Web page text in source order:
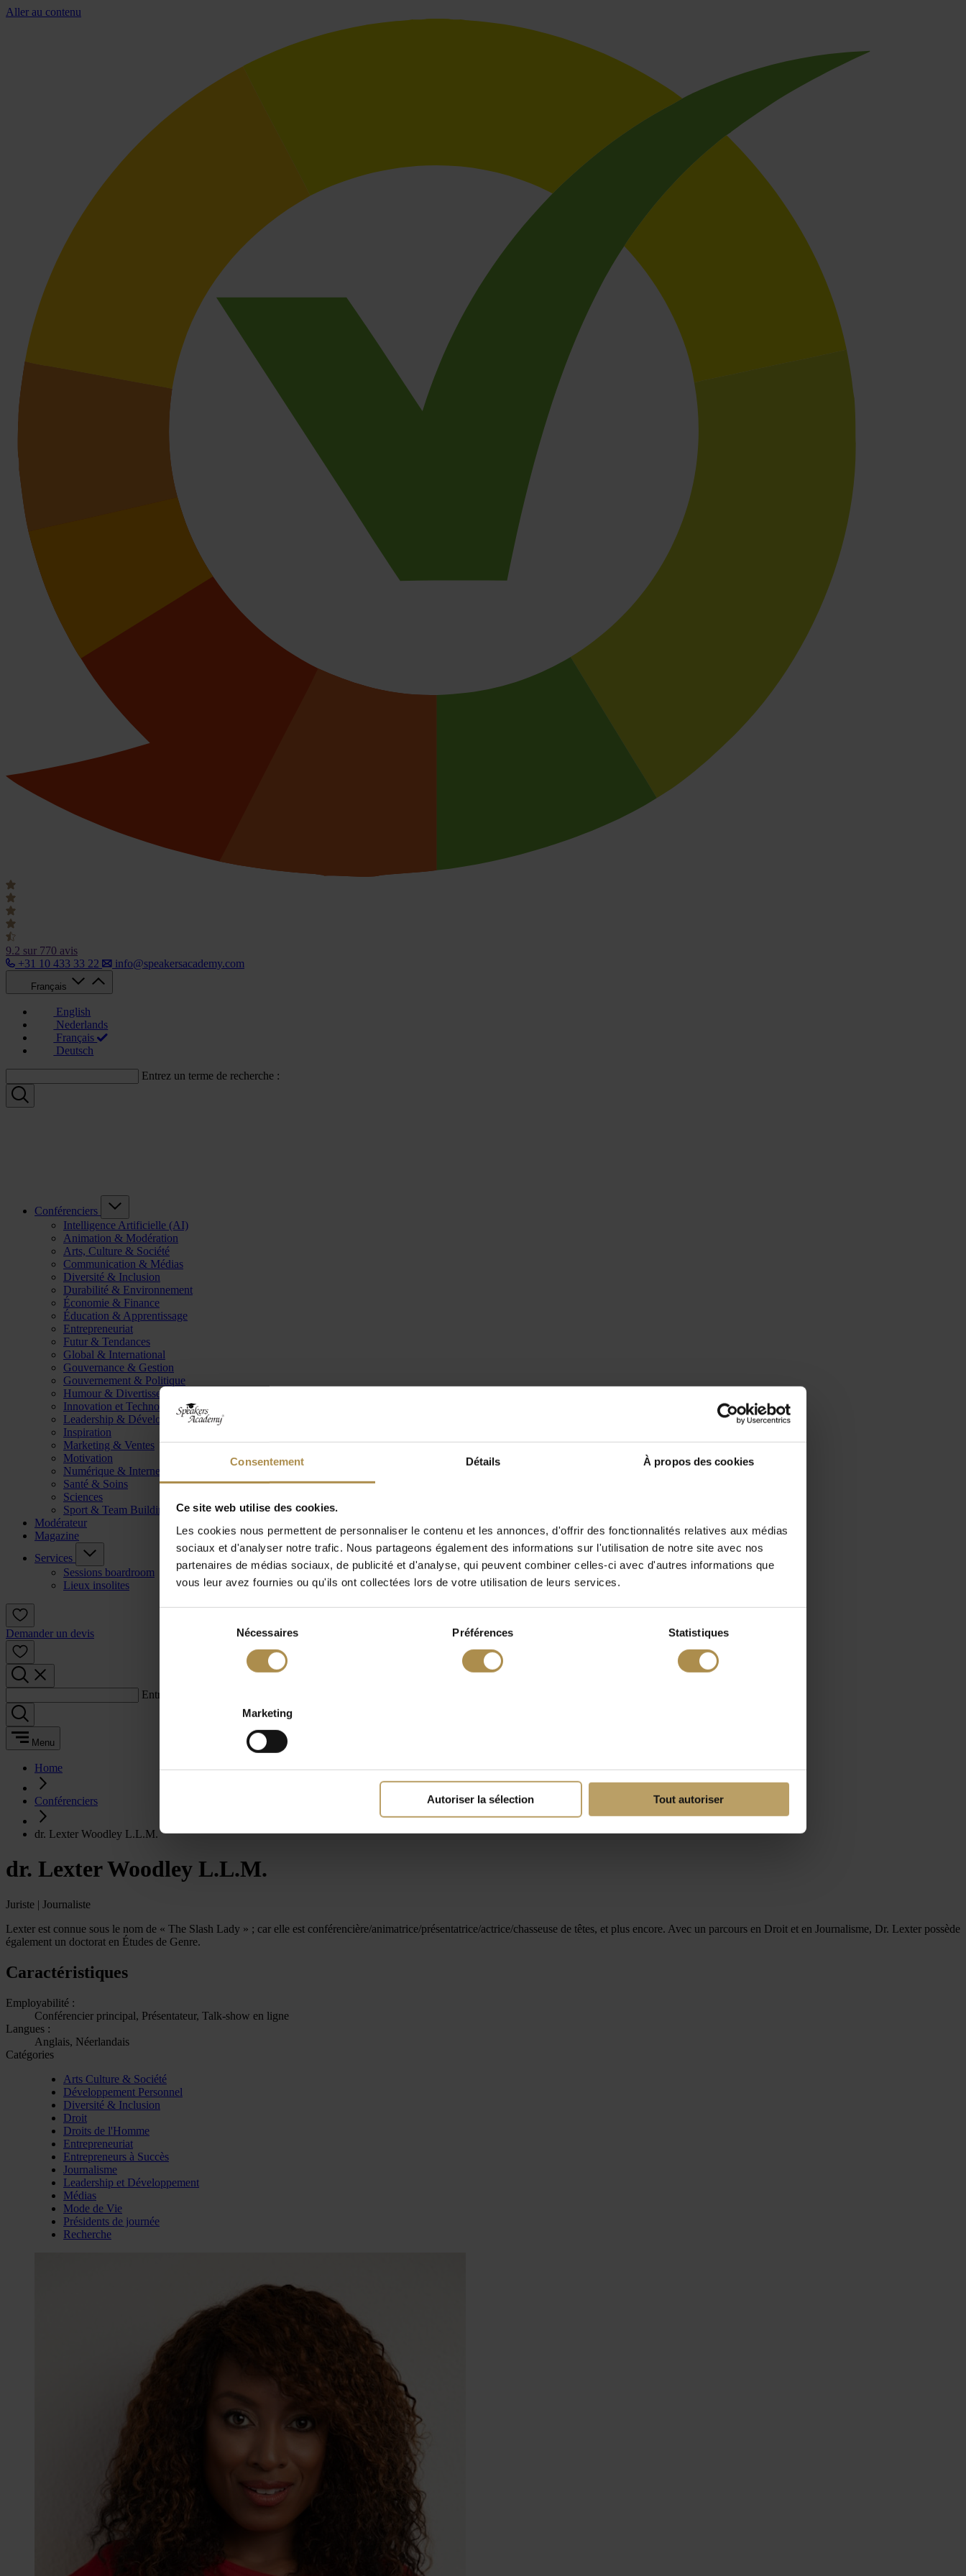
Consentement Détails À propos des cookies
Ce site web utilise des cookies.
Les cookies nous permettent de personnaliser le contenu et les annonces, d'offrir des fonctionnalités relatives aux médias
sociaux et d'analyser notre trafic. Nous partageons également des informations sur l'utilisation de notre site avec nos
partenaires de médias sociaux, de publicité et d'analyse, qui peuvent combiner celles-ci avec d'autres informations que
vous leur avez fournies ou qu'ils ont collectées lors de votre utilisation de leurs services.
Nécessaires Préférences Statistiques
Marketing
Autoriser la sélection Tout autoriser
Aller au contenu
9.2 sur 770 avis
+31 10 433 33 22
info@speakersacademy.com
Français
English
Nederlands
Français
Deutsch
Entrez un terme de recherche :
Conférenciers
Intelligence Artificielle (AI)
Animation & Modération
Arts, Culture & Société
Communication & Médias
Diversité & Inclusion
Durabilité & Environnement
Économie & Finance
Éducation & Apprentissage
Entrepreneuriat
Futur & Tendances
Global & International
Gouvernance & Gestion
Gouvernement & Politique
Humour & Divertissement
Innovation et Technologie
Leadership & Développement
Inspiration
Marketing & Ventes
Motivation
Numérique & Internet
Santé & Soins
Sciences
Sport & Team Building
Modérateur
Magazine
Services
Sessions boardroom
Lieux insolites
Demander un devis
Entrez un terme de recherche :
Menu
Home
Conférenciers
dr. Lexter Woodley L.L.M.
dr. Lexter Woodley L.L.M.
Juriste | Journaliste
Lexter est connue sous le nom de « The Slash Lady » ; car elle est conférencière/animatrice/présentatrice/actrice/chasseuse de têtes, et plus encore. Avec un parcours en Droit et en Journalisme, Dr. Lexter possède
également un doctorat en Études de Genre.
Caractéristiques
Employabilité :
Conférencier principal, Présentateur, Talk-show en ligne
Langues :
Anglais, Néerlandais
Catégories
Arts Culture & Société
Développement Personnel
Diversité & Inclusion
Droit
Droits de l'Homme
Entrepreneuriat
Entrepreneurs à Succès
Journalisme
Leadership et Développement
Médias
Mode de Vie
Présidents de journée
Recherche